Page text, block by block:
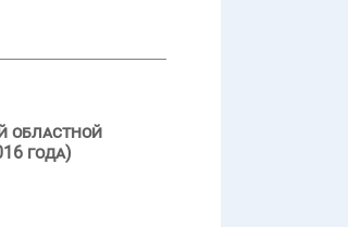
областной
года)